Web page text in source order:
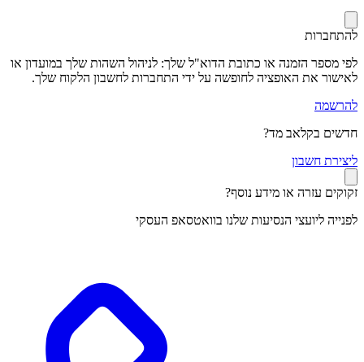
להתחברות
לפי מספר הזמנה או כתובת הדוא"ל שלך: לניהול השהות שלך במועדון או
לאישור את האופציה לחופשה על ידי התחברות לחשבון הלקוח שלך.
להרשמה
חדשים בקלאב מד?
ליצירת חשבון
זקוקים עזרה או מידע נוסף?
לפנייה ליועצי הנסיעות שלנו בוואטסאפ העסקי